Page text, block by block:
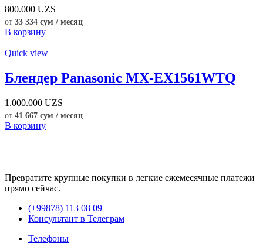
800.000 UZS
от 33 334 сум / месяц
В корзину
Quick view
Блендер Panasonic MX-EX1561WTQ
1.000.000 UZS
от 41 667 сум / месяц
В корзину
Превратите крупные покупки в легкие ежемесячные платежи
прямо сейчас.
(+99878) 113 08 09
Консультант в Телеграм
Телефоны